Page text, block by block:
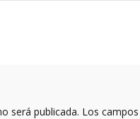
será publicada. Los